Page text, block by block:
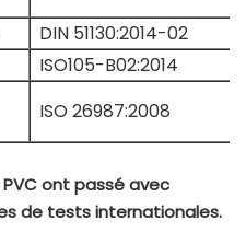
DIN 51130:2014-02
ISO105-B02:2014
ISO 26987:2008
ont passé avec
de tests internationales.